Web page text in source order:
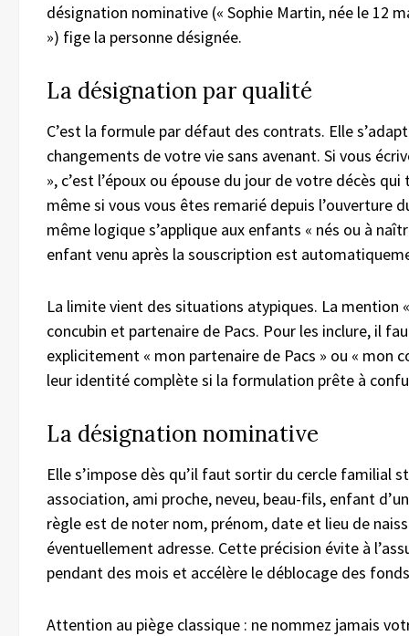
désignation nominative (« Sophie Martin, née le 12
») fige la personne désignée.
La désignation par qualité
C’est la formule par défaut des contrats. Elle
changements de votre vie sans avenant. Si vous
», c’est l’époux ou épouse du jour de votre décès
même si vous vous êtes remarié depuis l’ouverture
même logique s’applique aux enfants « nés ou à
enfant venu après la souscription est
La limite vient des situations atypiques. La mention
concubin et partenaire de Pacs. Pour les inclure, il
explicitement « mon partenaire de Pacs » ou « mon
leur identité complète si la formulation prête à
La désignation nominative
Elle s’impose dès qu’il faut sortir du cercle familial
association, ami proche, neveu, beau-fils, enfant
règle est de noter nom, prénom, date et lieu de
éventuellement adresse. Cette précision évite à
pendant des mois et accélère le déblocage des
Attention au piège classique : ne nommez jamais